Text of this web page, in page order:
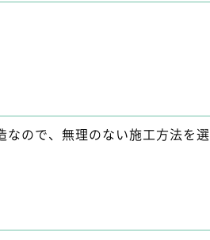
なので、無理のない施工方法を選